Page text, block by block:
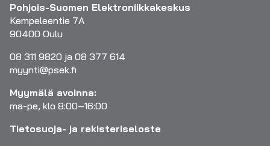
Pohjois-Suomen Elektroniikkakeskus
Kempeleentie 7A
90400 Oulu
08 311 9820 ja 08 377 614
myynti@psek.fi
Myymälä avoinna:
ma-pe, klo 8:00–16:00
Tietosuoja- ja rekisteriseloste